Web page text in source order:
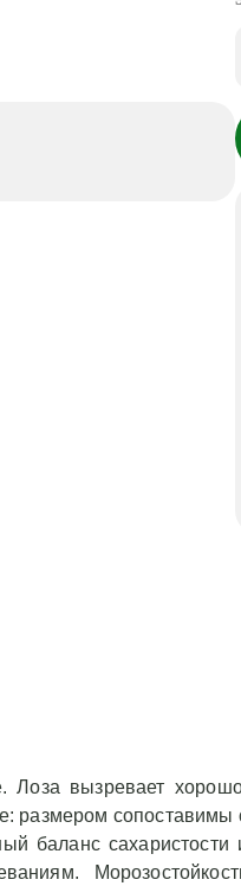
Лоза вызревает
размером сопоставимы
баланс сахаристости